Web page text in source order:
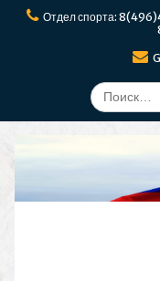
ПерейтиОтдел спорта:
Поиск
по: